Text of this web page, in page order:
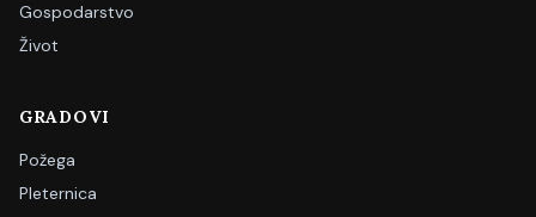
Gospodarstvo
Život
GRADOVI
Požega
Pleternica